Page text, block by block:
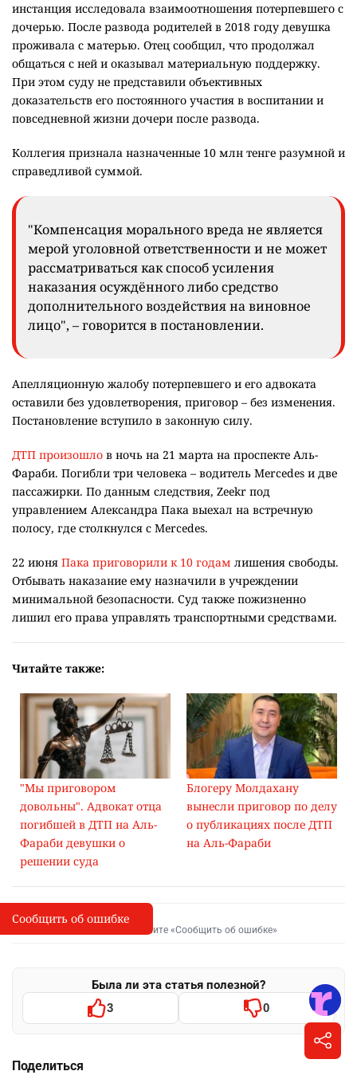
инстанция исследовала взаимоотношения потерпевшего с
дочерью. После развода родителей в 2018 году девушка
проживала с матерью. Отец сообщил, что продолжал
общаться с ней и оказывал материальную поддержку.
При этом суду не представили объективных
доказательств его постоянного участия в воспитании и
повседневной жизни дочери после развода.
Коллегия признала назначенные 10 млн тенге разумной и
справедливой суммой.
"Компенсация морального вреда не является
мерой уголовной ответственности и не может
рассматриваться как способ усиления
наказания осуждённого либо средство
дополнительного воздействия на виновное
лицо", – говорится в постановлении.
Апелляционную жалобу потерпевшего и его адвоката
оставили без удовлетворения, приговор – без изменения.
Постановление вступило в законную силу.
ДТП произошло в ночь на 21 марта на проспекте Аль-
Фараби. Погибли три человека – водитель Mercedes и две
пассажирки. По данным следствия, Zeekr под
управлением Александра Пака выехал на встречную
полосу, где столкнулся с Mercedes.
22 июня Пака приговорили к 10 годам лишения свободы.
Отбывать наказание ему назначили в учреждении
минимальной безопасности. Суд также пожизненно
лишил его права управлять транспортными средствами.
Читайте также:
"Мы приговором
довольны". Адвокат отца
погибшей в ДТП на Аль-
Фараби девушки о
решении суда
Блогеру Молдахану
вынесли приговор по делу
о публикациях после ДТП
на Аль-Фараби
I
Сообщить об опечатке
Выделите фрагмент и нажмите «Сообщить об ошибке»
Была ли эта статья полезной?
3 0
Поделиться
Сообщить об ошибке